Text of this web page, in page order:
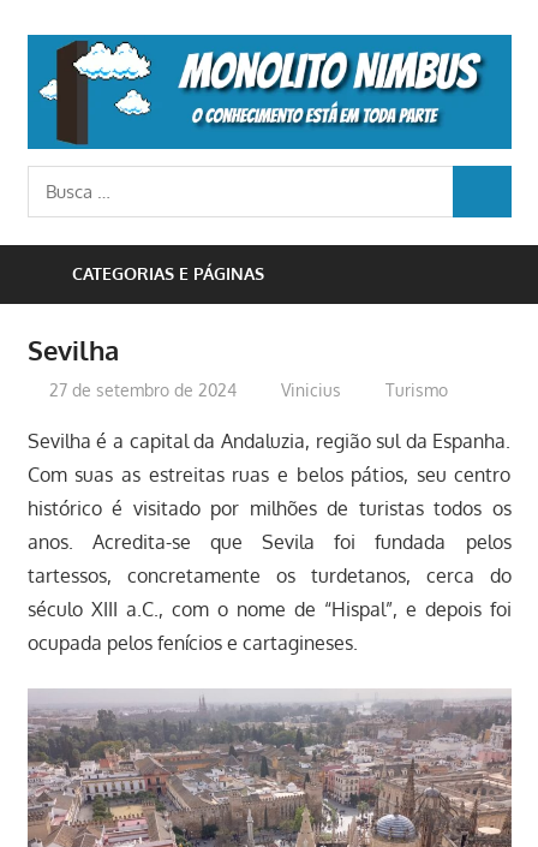
content
o
conhecimento
Busca
para:
CATEGORIAS E PÁGINAS
Sevilha
27 de setembro de 2024 Vinicius Turismo
Sevilha é a capital da Andaluzia, região sul da Espanha.
Com suas as estreitas ruas e belos pátios, seu centro
histórico é visitado por milhões de turistas todos os
anos. Acredita-se que Sevila foi fundada pelos
tartessos, concretamente os turdetanos, cerca do
século XIII a.C., com o nome de “Hispal”, e depois foi
ocupada pelos fenícios e cartagineses.